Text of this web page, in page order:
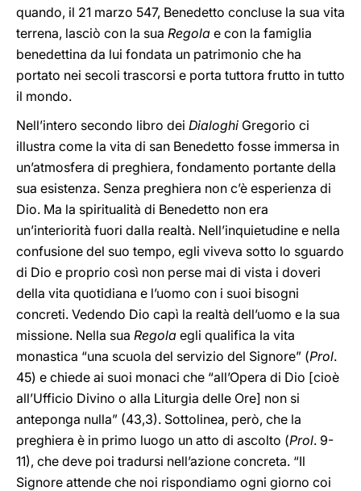
quando, il 21 marzo 547, Benedetto concluse la sua vita
terrena, lasciò con la sua Regola e con la famiglia
benedettina da lui fondata un patrimonio che ha
portato nei secoli trascorsi e porta tuttora frutto in tutto
il mondo.
Nell’intero secondo libro dei Dialoghi Gregorio ci
illustra come la vita di san Benedetto fosse immersa in
un’atmosfera di preghiera, fondamento portante della
sua esistenza. Senza preghiera non c’è esperienza di
Dio. Ma la spiritualità di Benedetto non era
un’interiorità fuori dalla realtà. Nell’inquietudine e nella
confusione del suo tempo, egli viveva sotto lo sguardo
di Dio e proprio così non perse mai di vista i doveri
della vita quotidiana e l’uomo con i suoi bisogni
concreti. Vedendo Dio capì la realtà dell’uomo e la sua
missione. Nella sua Regola egli qualifica la vita
monastica “una scuola del servizio del Signore” (Prol.
45) e chiede ai suoi monaci che “all’Opera di Dio [cioè
all’Ufficio Divino o alla Liturgia delle Ore] non si
anteponga nulla” (43,3). Sottolinea, però, che la
preghiera è in primo luogo un atto di ascolto (Prol. 9-
11), che deve poi tradursi nell’azione concreta. “Il
Signore attende che noi rispondiamo ogni giorno coi